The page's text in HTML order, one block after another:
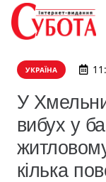
УКРАЇНА
У
вибух у
кілька